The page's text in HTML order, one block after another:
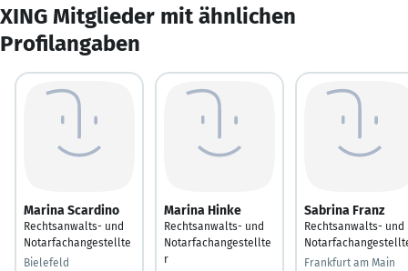
XING Mitglieder mit ähnlichen
Profilangaben
Marina Scardino
Rechtsanwalts- und
Notarfachangestellte
Bielefeld
Marina Hinke
Rechtsanwalts- und
Notarfachangestellte
r
Sabrina Franz
Rechtsanwalts- und
Frankfurt am Main